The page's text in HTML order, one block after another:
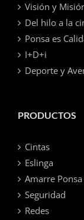
Visión y
Del hilo a la
Ponsa es
I+D+i
Deporte y
PRODUCTOS
Cintas
Eslinga
Amarre Ponsa
Seguridad
Redes